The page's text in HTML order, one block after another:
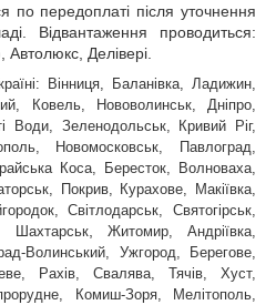
по передоплаті після уточнення
Відвантаження проводиться:
Делівері.
Вінниця, Баланівка, Ладижин,
Ковель, Нововолинськ, Дніпро,
Води, Зеленодольськ, Кривий Ріг,
Новомосковськ, Павлоград,
Коса, Бересток, Волноваха,
Покрив, Курахове, Макіївка,
Світлодарськ, Святогірськ,
Шахтарськ, Житомир, Андріївка,
Волинський, Ужгород, Берегове,
Рахів, Свалява, Тячів, Хуст,
Комиш-Зоря, Мелітополь,